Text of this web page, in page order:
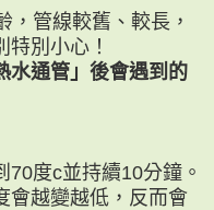
，管線較舊、較長，
別小心！
水通管」後會遇到的
度c並持續10分鐘。
越變越低， 反而會